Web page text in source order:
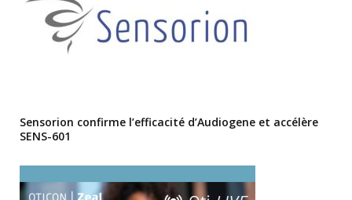
Sensorion confirme l’efficacité d’Audiogene et accélère
SENS-601